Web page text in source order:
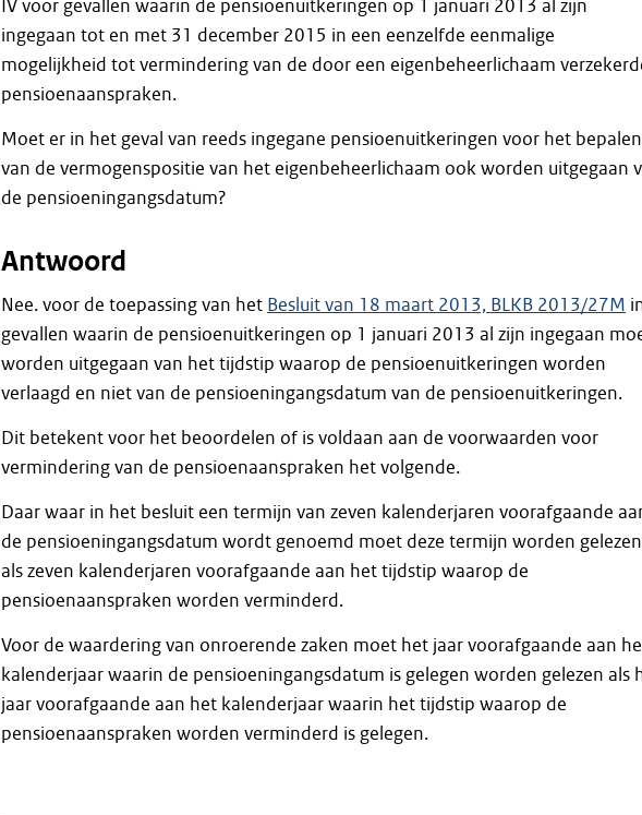
IV voor gevallen waarin de pensioenuitkeringen op 1 januari 2013 al zijn
ingegaan tot en met 31 december 2015 in een eenzelfde eenmalige
mogelijkheid tot vermindering van de door een eigenbeheerlichaam
pensioenaanspraken.
Moet er in het geval van reeds ingegane pensioenuitkeringen voor het bepalen
van de vermogenspositie van het eigenbeheerlichaam ook worden uitgegaan
de pensioeningangsdatum?
Antwoord
Nee. voor de toepassing van het Besluit van 18 maart 2013, BLKB 2013/27M
gevallen waarin de pensioenuitkeringen op 1 januari 2013 al zijn ingegaan
worden uitgegaan van het tijdstip waarop de pensioenuitkeringen worden
verlaagd en niet van de pensioeningangsdatum van de pensioenuitkeringen.
Dit betekent voor het beoordelen of is voldaan aan de voorwaarden voor
vermindering van de pensioenaanspraken het volgende.
Daar waar in het besluit een termijn van zeven kalenderjaren voorafgaande
de pensioeningangsdatum wordt genoemd moet deze termijn worden gelezen
als zeven kalenderjaren voorafgaande aan het tijdstip waarop de
pensioenaanspraken worden verminderd.
Voor de waardering van onroerende zaken moet het jaar voorafgaande aan
kalenderjaar waarin de pensioeningangsdatum is gelegen worden gelezen als
jaar voorafgaande aan het kalenderjaar waarin het tijdstip waarop de
pensioenaanspraken worden verminderd is gelegen.